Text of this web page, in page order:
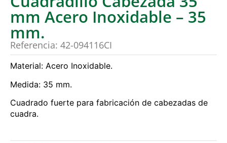
mm Acero Inoxidable – 35
mm.
Referencia: 42-094116CI
Material: Acero Inoxidable.
Medida: 35 mm.
Cuadrado fuerte para fabricación de cabezadas de
cuadra.